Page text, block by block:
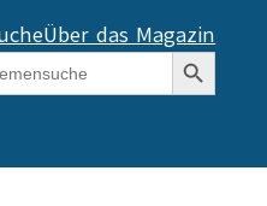
Über das Magazin
Search Button